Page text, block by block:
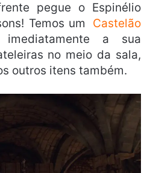
pegue o Espinélio
Temos um
Castelão
imediatamente a sua
no meio da sala,
outros itens também.